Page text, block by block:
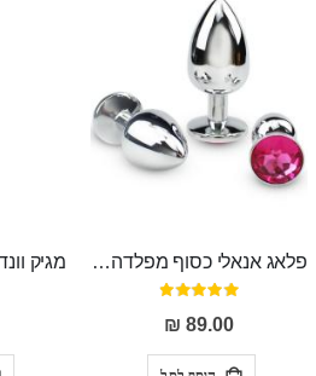
פלאג אנאלי כסוף מפלדה , מתאים ללבישה מתחת לבגדים, בגודל 7.3 על 2.8 ס"מ
דירוג:
89.00 ₪